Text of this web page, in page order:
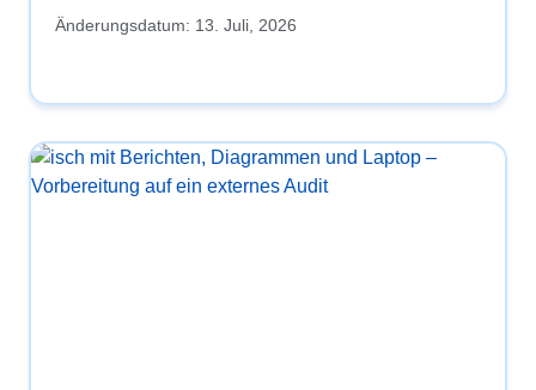
Änderungsdatum: 13. Juli, 2026